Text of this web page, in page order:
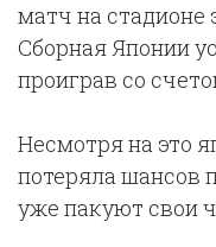
матч на стадионе
Сборная Японии
проиграв со
Несмотря на это
потеряла шансов
уже пакуют свои